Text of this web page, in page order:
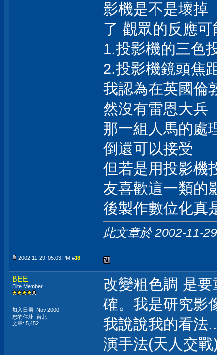
影機是不是壞掉
了 觀眾的反應
1.投影機的三色
2.投影機鏡頭焦
我認為在英國倫
然沒有雷恩大兵
那一組人馬的處
倒還可以接受
但若是用投影機
友喜歡這一類的
後製作數位化真
此文章於 2002-11-
2002-11-29, 05:03 PM #18
BEE
Elite Member
加入日期: Nov 2000
您的住址: 台北
文章: 5,452
改變粗色調 是
確。我是研究影
我說說我的看法
演手法(天人交